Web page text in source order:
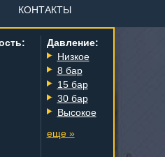
Давление:
Низкое
8 бар
15 бар
30 бар
Высокое
еще »
КОНТАКТЫ